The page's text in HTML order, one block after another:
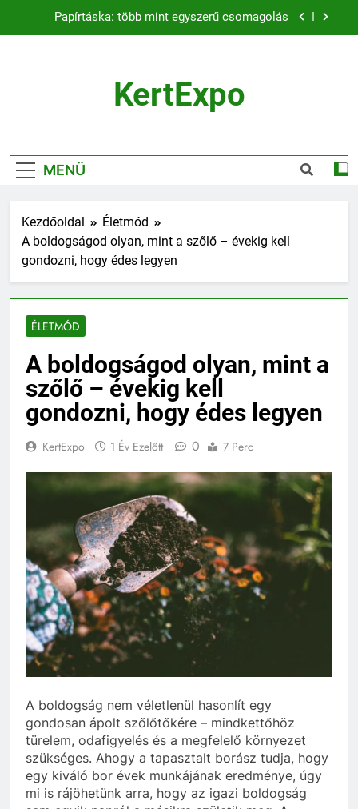
Papírtáska: több mint egyszerű csomagolás
A szalvéta fontossága a mindennapi életben
Papírtáska: több mint egyszerű csomagolás
A szalvéta fontossága a mindennapi életben
KertExpo
MENÜ
Kezdőoldal
Életmód
A boldogságod olyan, mint a szőlő – évekig kell
gondozni, hogy édes legyen
ÉLETMÓD
A boldogságod olyan, mint a
szőlő – évekig kell
gondozni, hogy édes legyen
KertExpo 1 Év Ezelőtt 0 7 Perc
A boldogság nem véletlenül hasonlít egy
gondosan ápolt szőlőtőkére – mindkettőhöz
türelem, odafigyelés és a megfelelő környezet
szükséges. Ahogy a tapasztalt borász tudja, hogy
egy kiváló bor évek munkájának eredménye, úgy
mi is rájöhetünk arra, hogy az igazi boldogság